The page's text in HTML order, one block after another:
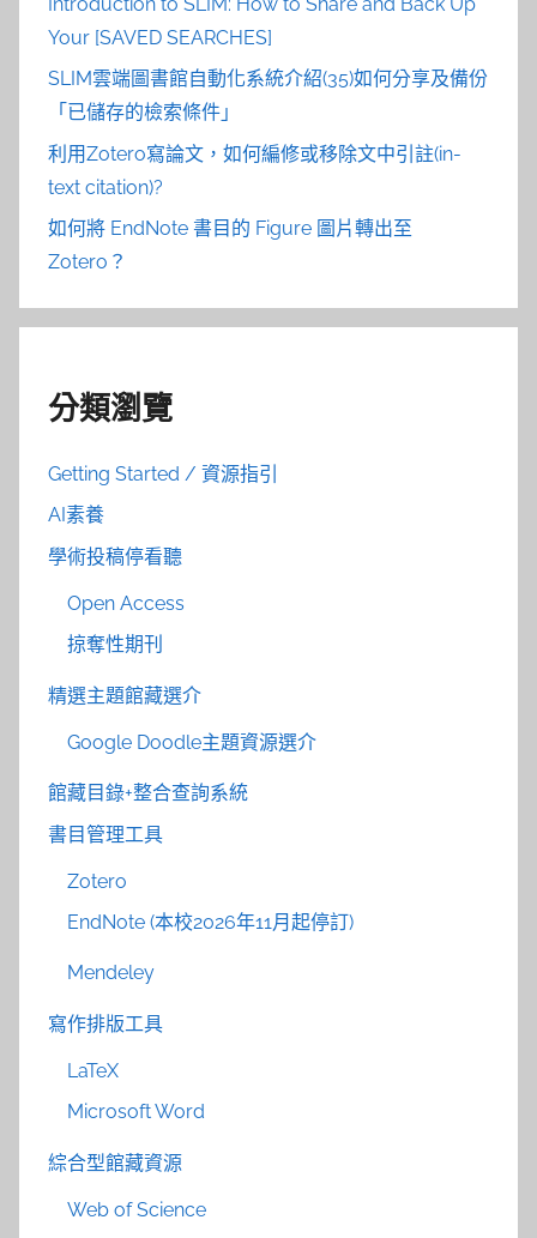
Your [SAVED SEARCHES]
SLIM雲端圖書館自動化系統介紹(35)如何分享及備份
「已儲存的檢索條件」
利用Zotero寫論文，如何編修或移除文中引註(in-
text citation)?
如何將 EndNote 書目的 Figure 圖片轉出至
Zotero？
分類瀏覽
Getting Started / 資源指引
AI素養
學術投稿停看聽
Open Access
掠奪性期刊
精選主題館藏選介
Google Doodle主題資源選介
館藏目錄+整合查詢系統
書目管理工具
Zotero
EndNote (本校2026年11月起停訂)
Mendeley
寫作排版工具
LaTeX
Microsoft Word
綜合型館藏資源
Web of Science